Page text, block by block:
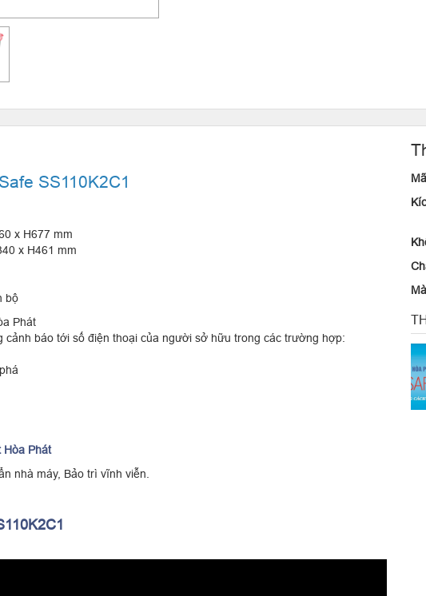
SS110K2C1
x H677 mm
H461 mm
bộ
Phát
cảnh báo tới số điện thoại của người sở hữu trong các trường hợp:
Hòa Phát
máy, Bảo trì vĩnh viễn.